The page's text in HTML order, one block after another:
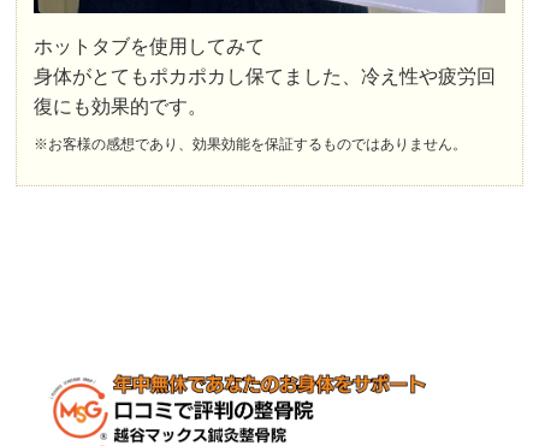
ホットタブを使用してみて
身体がとてもポカポカし保てました、冷え性や疲労回
復にも効果的です。
※お客様の感想であり、効果効能を保証するものではありません。